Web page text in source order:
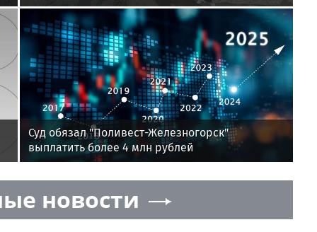
Суд обязал "Поливест-Железногорск"
выплатить более 4 млн рублей
новости